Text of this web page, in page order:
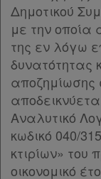
Δημοτικού
με την οποία
της εν λόγω
δυνατότητας
αποζημίωσης
Αναλυτικό
κωδικό 040/
κτιρίων» του
οικονομικό